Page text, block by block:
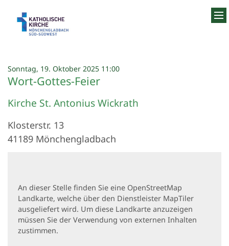
Sonntag, 19. Oktober 2025 11:00:
Wort-Gottes-Feier
Kirche St. Antonius Wickrath
Klosterstr. 13
41189 Mönchengladbach
An dieser Stelle finden Sie eine OpenStreetMap
Landkarte, welche über den Dienstleister MapTiler
ausgeliefert wird. Um diese Landkarte anzuzeigen
müssen Sie der Verwendung von externen Inhalten
zustimmen.